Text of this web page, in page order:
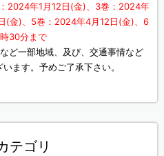
2024年1月12日(金)、3巻：2024年
(金)、5巻：2024年4月12日(金)、6
30分まで
ど一部地域、及び、交通事情など
ます。予めご了承下さい。
テゴリ